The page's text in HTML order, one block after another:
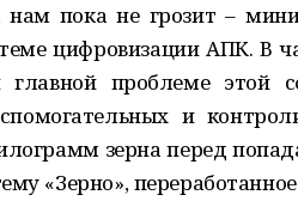
нам пока не грозит –
цифровизации АПК. В
проблеме этой
и
зерна перед
«Зерно»,